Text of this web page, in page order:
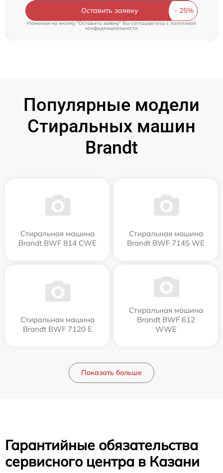
Оставить заявку
Нажимая на кнопку "Оставить заявку" Вы соглашаетесь cполитикой
конфиденциальности
Популярные модели
Стиральных машин
Brandt
Стиральная машина
Brandt BWF 814 CWE
Стиральная машина
Brandt BWF 714S WE
Стиральная машина
Brandt BWF 7120 E
Стиральная машина
Brandt BWF 612
WWE
Показать больше
Гарантийные обязательства
сервисного центра в Казани